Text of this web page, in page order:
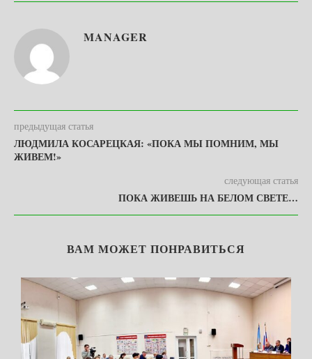
MANAGER
предыдущая статья
ЛЮДМИЛА КОСАРЕЦКАЯ: «ПОКА МЫ ПОМНИМ, МЫ
ЖИВЕМ!»
следующая статья
ПОКА ЖИВЕШЬ НА БЕЛОМ СВЕТЕ…
ВАМ МОЖЕТ ПОНРАВИТЬСЯ